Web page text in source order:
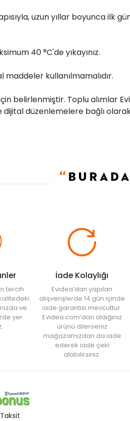
uzun yıllar boyunca ilk
40 °C'de yıkayınız.
maddeler kullanılmamalıdır.
belirlenmiştir. Toplu alımlar
dijital düzenlemelere bağlı
tercih
ve
yer
İade Kolaylığı
Evidea’dan yapılan
alışverişlerde 14 gün içinde
iade garantisi mevcuttur.
Evidea.com’dan aldığınız
ürünü dilerseniz
mağazamızdan da iade
ederek iade çeki
alabilirsiniz.